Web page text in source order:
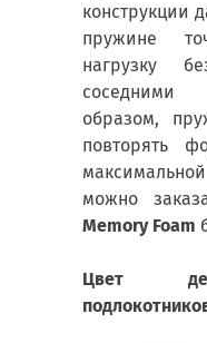
конструкции
пружине
нагрузку
образом,
повторять
можно
Memory Foam
Цвет